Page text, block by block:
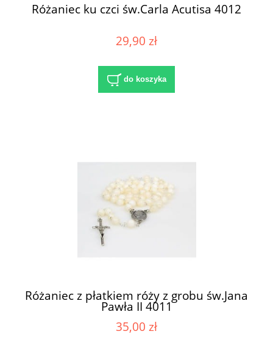
Różaniec ku czci św.Carla Acutisa 4012
29,90 zł
do koszyka
Różaniec z płatkiem róży z grobu św.Jana
Pawła II 4011
35,00 zł